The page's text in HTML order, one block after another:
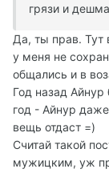
грязи и
Да, ты прав. Тут
у меня не
общались и в
Год назад
год - Айнур
вещь отдаст =)
Считай такой
мужицким, уж